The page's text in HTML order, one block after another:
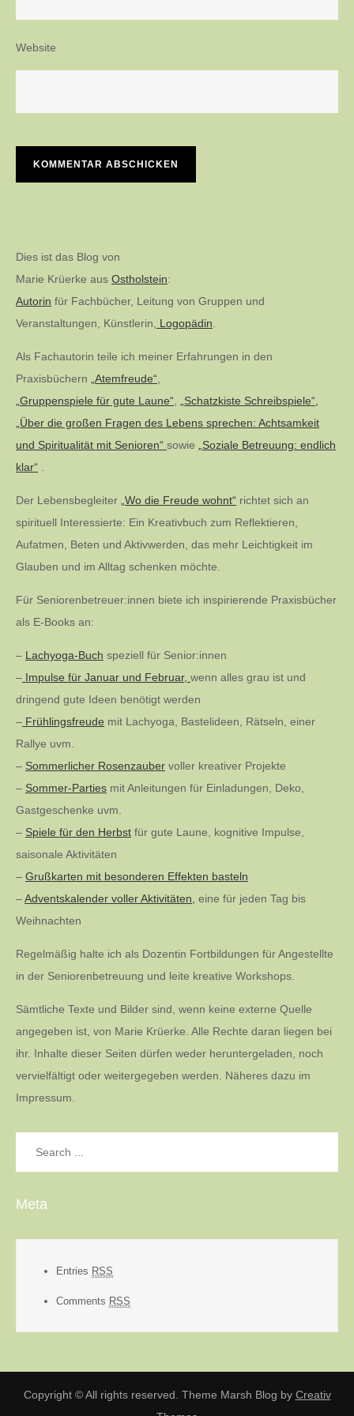
Website
Dies ist das Blog von
Marie Krüerke aus Ostholstein:
Autorin für Fachbücher, Leitung von Gruppen und
Veranstaltungen, Künstlerin,
Logopädin
Als Fachautorin teile ich meiner Erfahrungen in den
Praxisbüchern
„Atemfreude“
„Gruppenspiele für gute Laune“
„Schatzkiste Schreibspiele“,
„Über die großen Fragen des Lebens sprechen: Achtsamkeit
und Spiritualität mit Senioren“ sowie
„Soziale Betreuung: endlich
klar“
Der Lebensbegleiter „Wo die Freude wohnt“ richtet sich an
spirituell Interessierte: Ein Kreativbuch zum Reflektieren,
Aufatmen, Beten und Aktivwerden, das mehr Leichtigkeit im
Glauben und im Alltag schenken möchte.
Für Seniorenbetreuer:innen biete ich inspirierende Praxisbücher
als E-Books an:
– Lachyoga-Buch speziell für Senior:innen
– Impulse für Januar und Februar, wenn alles grau ist und
dringend gute Ideen benötigt werden
– Frühlingsfreude mit Lachyoga, Bastelideen, Rätseln, einer
Rallye uvm.
– Sommerlicher Rosenzauber voller kreativer Projekte
– Sommer-Parties mit Anleitungen für Einladungen, Deko,
Gastgeschenke uvm.
– Spiele für den Herbst für gute Laune, kognitive Impulse,
saisonale Aktivitäten
– Grußkarten mit besonderen Effekten basteln
–Adventskalender voller Aktivitäten, eine für jeden Tag bis
Weihnachten
Regelmäßig halte ich als Dozentin Fortbildungen für Angestellte
in der Seniorenbetreuung und leite kreative Workshops.
Sämtliche Texte und Bilder sind, wenn keine externe Quelle
angegeben ist, von Marie Krüerke. Alle Rechte daran liegen bei
ihr. Inhalte dieser Seiten dürfen weder heruntergeladen, noch
vervielfältigt oder weitergegeben werden. Näheres dazu im
Impressum.
Meta
Entries RSS
Comments RSS
Copyright © All rights reserved. Theme Marsh Blog by Creativ